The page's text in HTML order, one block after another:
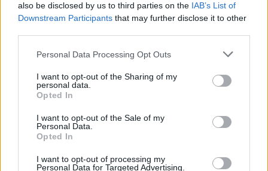
also be disclosed by us to third parties on the IAB’s List of
Downstream Participants that may further disclose it to other
Personal Data Processing Opt Outs
I want to opt-out of the Sharing of my
personal data.
Opted In
I want to opt-out of the Sale of my
Personal Data.
Opted In
I want to opt-out of processing my
Personal Data for Targeted Advertising.
Υπουργείο Εργασίας: Ο “χάρτης” των πληρωμών
Hamilton Ltd. συνάπτουν συμφωνία υπηρεσιών
μάρκετινγκ
Χρηματιστήριο Αθηνών: Εβδομαδιαία άνοδος
1,76%, κέρδη 23,31% από τις αρχές του έτους
08/08/2026 - 12:36 ΟΙΚΟΝΟΜΙΑ